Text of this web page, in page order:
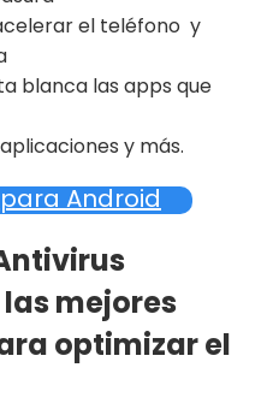
el teléfono y
blanca las apps que
y más.
Android
mejores
optimizar el